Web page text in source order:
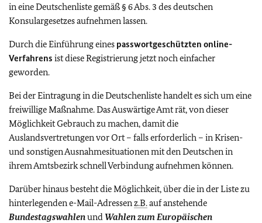
in eine Deutschenliste gemäß § 6 Abs. 3 des deutschen
Konsulargesetzes aufnehmen lassen.
Durch die Einführung eines passwortgeschützten online-
Verfahrens ist diese Registrierung jetzt noch einfacher
geworden.
Bei der Eintragung in die Deutschenliste handelt es sich um eine
freiwillige Maßnahme. Das Auswärtige Amt rät, von dieser
Möglichkeit Gebrauch zu machen, damit die
Auslandsvertretungen vor Ort – falls erforderlich – in Krisen-
und sonstigen Ausnahmesituationen mit den Deutschen in
ihrem Amtsbezirk schnell Verbindung aufnehmen können.
Darüber hinaus besteht die Möglichkeit, über die in der Liste zu
hinterlegenden e-Mail-Adressen z.B.auf anstehende
Bundestagswahlenund Wahlen zum Europäischen